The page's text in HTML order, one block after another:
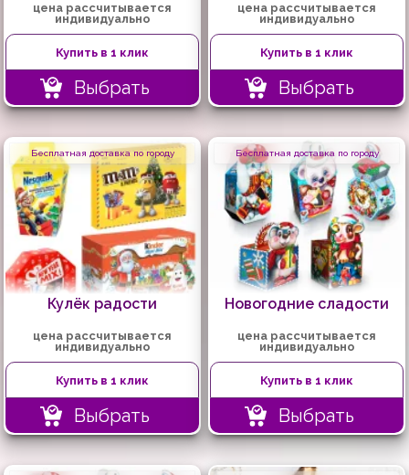
цена рассчитывается
индивидуально
Купить в 1 клик
Выбрать
цена рассчитывается
индивидуально
Купить в 1 клик
Выбрать
Бесплатная доставка по городу
Кулёк радости
цена рассчитывается
индивидуально
Купить в 1 клик
Выбрать
Бесплатная доставка по городу
Новогодние сладости
цена рассчитывается
индивидуально
Купить в 1 клик
Выбрать